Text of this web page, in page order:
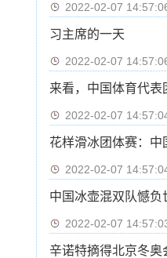
2022-02-07
习主席的一天
2022-02-07
来看，中国体育代表
2022-02-07
2022-02-07
2022-02-07